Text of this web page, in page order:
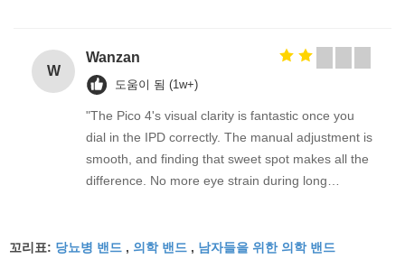
W
Wanzan
도움이 됨 (1w+)
"The Pico 4's visual clarity is fantastic once you
dial in the IPD correctly. The manual adjustment is
smooth, and finding that sweet spot makes all the
difference. No more eye strain during long
fantastic once you dial in the IPD correctly. The
꼬리표: 당뇨병 밴드 , 의학 밴드 , 남자들을 위한 의학 밴드